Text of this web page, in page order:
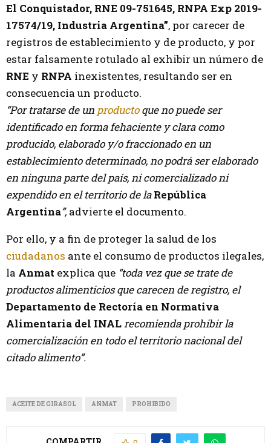
El Conquistador, RNE 09-751645, RNPA Exp 2019-
17574/19, Industria Argentina”, por carecer de
registros de establecimiento y de producto, y por
estar falsamente rotulado al exhibir un número de
RNE y RNPA inexistentes, resultando ser en
consecuencia un producto.
“Por tratarse de un productoque no puede ser
identificado en forma fehaciente y clara como
producido, elaborado y/o fraccionado en un
establecimiento determinado, no podrá ser elaborado
en ninguna parte del país, ni comercializado ni
expendido en el territorio de laRepública
Argentina”, advierte el documento.
Por ello, y a fin de proteger la salud de los
ciudadanos ante el consumo de productos ilegales,
la Anmat explica que “toda vez que se trate de
productos alimenticios que carecen de registro, el
Departamento de Rectoría en Normativa
Alimentaria del INAL recomienda prohibir la
comercialización en todo el territorio nacional del
citado alimento”.
ACEITE DE GIRASOL ANMAT PROHIBIDO